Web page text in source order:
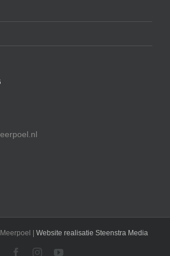
| Website realisatie Steenstra Media
FacebookInstagramYouTube